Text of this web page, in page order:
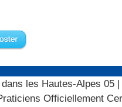
les Hautes-Alpes 05
Officiellement